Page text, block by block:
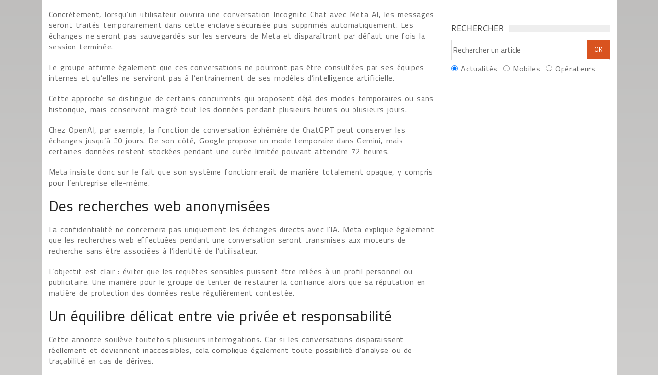
Concrètement, lorsqu’un utilisateur ouvrira une conversation Incognito Chat avec Meta AI, les messages
seront traités temporairement dans cette enclave sécurisée puis supprimés automatiquement. Les
échanges ne seront pas sauvegardés sur les serveurs de Meta et disparaîtront par défaut une fois la
session terminée.
Le groupe affirme également que ces conversations ne pourront pas être consultées par ses équipes
internes et qu’elles ne serviront pas à l’entraînement de ses modèles d’intelligence artificielle.
Cette approche se distingue de certains concurrents qui proposent déjà des modes temporaires ou sans
historique, mais conservent malgré tout les données pendant plusieurs heures ou plusieurs jours.
Chez OpenAI, par exemple, la fonction de conversation éphémère de ChatGPT peut conserver les
échanges jusqu’à 30 jours. De son côté, Google propose un mode temporaire dans Gemini, mais
certaines données restent stockées pendant une durée limitée pouvant atteindre 72 heures.
Meta insiste donc sur le fait que son système fonctionnerait de manière totalement opaque, y compris
pour l’entreprise elle-même.
Des recherches web anonymisées
La confidentialité ne concernera pas uniquement les échanges directs avec l’IA. Meta explique également
que les recherches web effectuées pendant une conversation seront transmises aux moteurs de
recherche sans être associées à l’identité de l’utilisateur.
L’objectif est clair : éviter que les requêtes sensibles puissent être reliées à un profil personnel ou
publicitaire. Une manière pour le groupe de tenter de restaurer la confiance alors que sa réputation en
matière de protection des données reste régulièrement contestée.
Un équilibre délicat entre vie privée et responsabilité
Cette annonce soulève toutefois plusieurs interrogations. Car si les conversations disparaissent
réellement et deviennent inaccessibles, cela complique également toute possibilité d’analyse ou de
traçabilité en cas de dérives.
RECHERCHER
Actualités Mobiles Opérateurs